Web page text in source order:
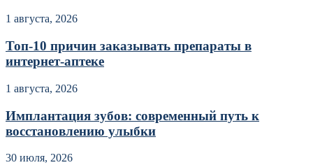
1 августа, 2026
Топ-10 причин заказывать препараты в
интернет-аптеке
1 августа, 2026
Имплантация зубов: современный путь к
восстановлению улыбки
30 июля, 2026